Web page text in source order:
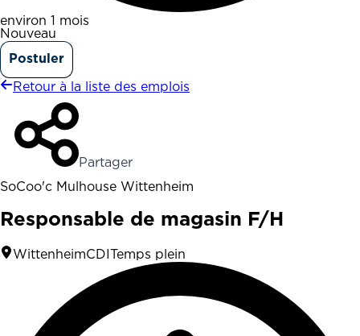
environ 1 mois
Nouveau
Postuler
Retour à la liste des emplois
Partager
SoCoo'c Mulhouse Wittenheim
Responsable de magasin F/H
WittenheimCDI Temps plein